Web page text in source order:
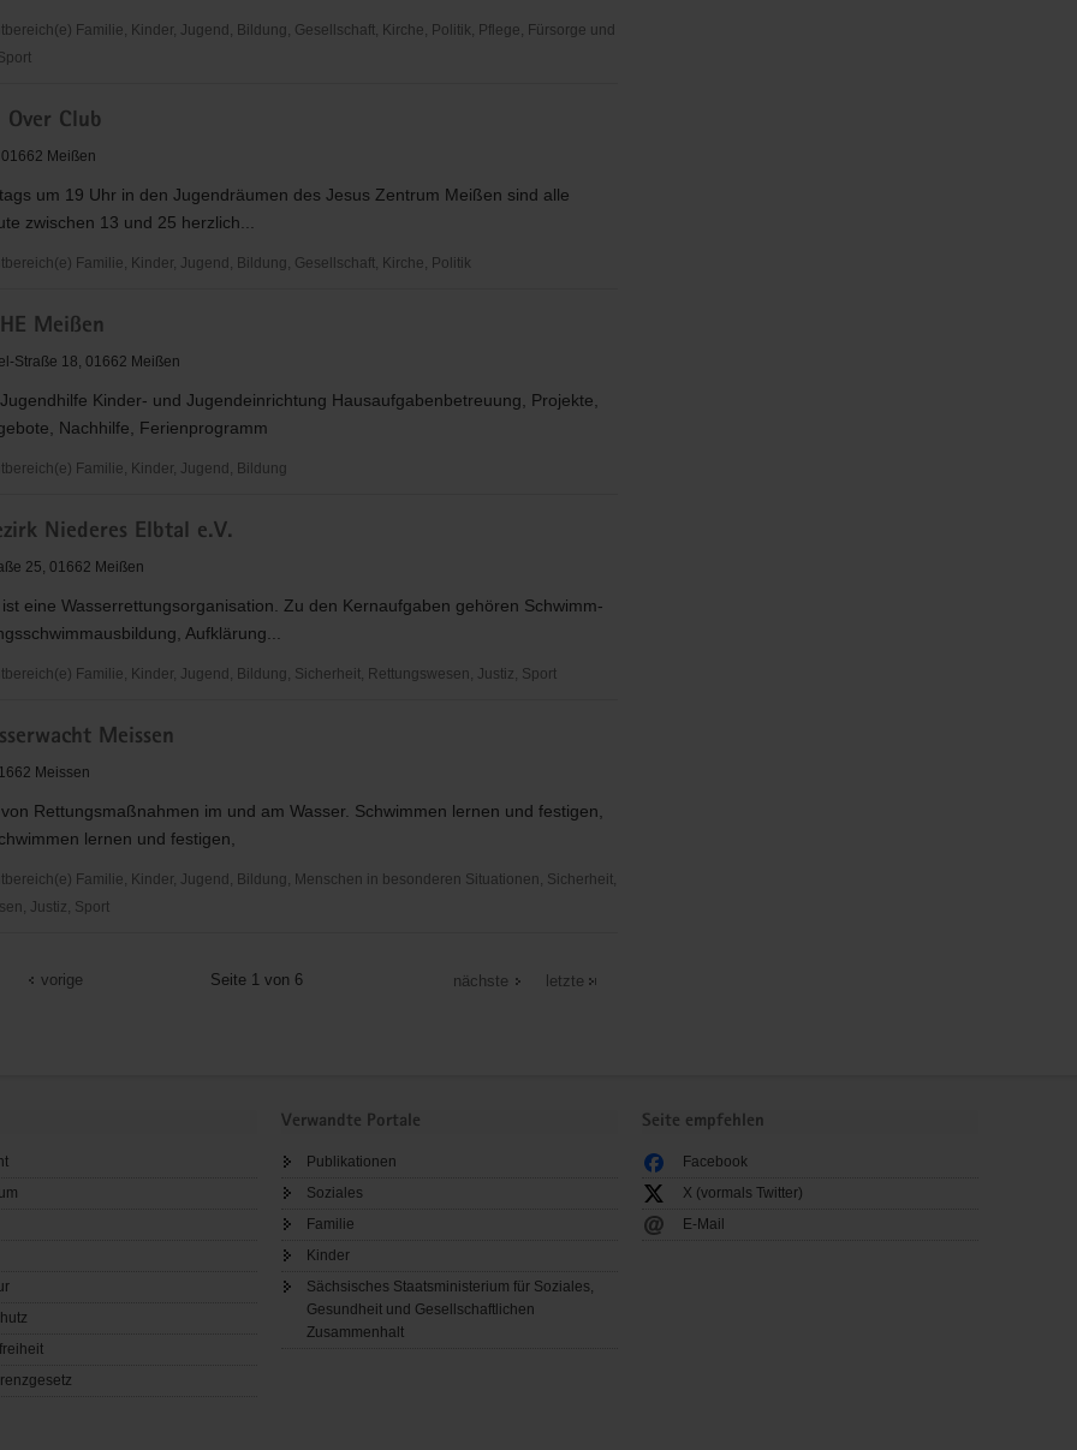
Familie, Kinder, Jugend, Bildung, Gesellschaft, Kirche, Politik, Pflege, Fürsorge und
Over Club
Meißen
um 19 Uhr in den Jugendräumen des Jesus Zentrum Meißen sind alle
zwischen 13 und 25 herzlich...
Familie, Kinder, Jugend, Bildung, Gesellschaft, Kirche, Politik
Meißen
Straße 18, 01662 Meißen
Kinder- und Jugendeinrichtung Hausaufgabenbetreuung, Projekte,
Nachhilfe, Ferienprogramm
Familie, Kinder, Jugend, Bildung
Niederes Elbtal e.V.
25, 01662 Meißen
eine Wasserrettungsorganisation. Zu den Kernaufgaben gehören Schwimm-
Aufklärung...
Familie, Kinder, Jugend, Bildung, Sicherheit, Rettungswesen, Justiz, Sport
Meissen
Meissen
Rettungsmaßnahmen im und am Wasser. Schwimmen lernen und festigen,
lernen und festigen,
Familie, Kinder, Jugend, Bildung, Menschen in besonderen Situationen, Sicherheit,
Justiz, Sport
vorige Seite 1 von 6 nächste letzte
Verwandte Portale
Publikationen
Soziales
Familie
Kinder
Sächsisches Staatsministerium für Soziales,
Gesundheit und Gesellschaftlichen
Zusammenhalt
Seite empfehlen
Facebook
X (vormals Twitter)
E-Mail